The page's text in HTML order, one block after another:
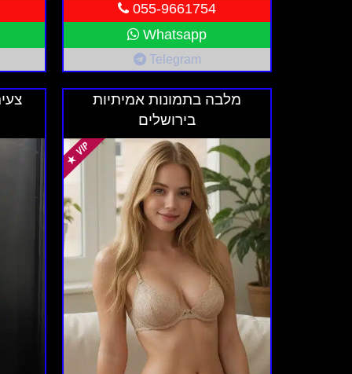
055-9661754
Whatsapp
Telegram
מלבה בתמונות אמיתיות
בירושלים